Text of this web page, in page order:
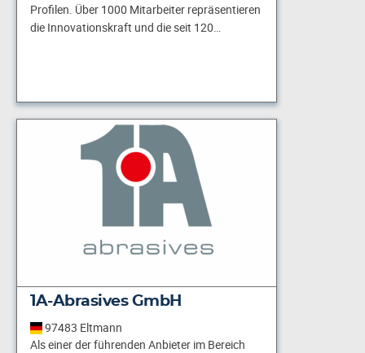
Profilen. Über 1000 Mitarbeiter repräsentieren
die Innovationskraft und die seit 120…
1A-Abrasives GmbH
97483 Eltmann
Als einer der führenden Anbieter im Bereich